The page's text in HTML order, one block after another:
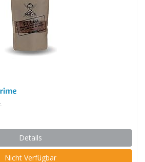
Details
Nicht Verfügbar